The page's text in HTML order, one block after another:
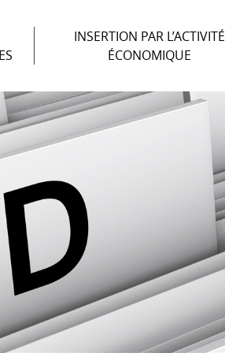
INSERTION PAR L’ACTIVITÉ
ÉCONOMIQUE